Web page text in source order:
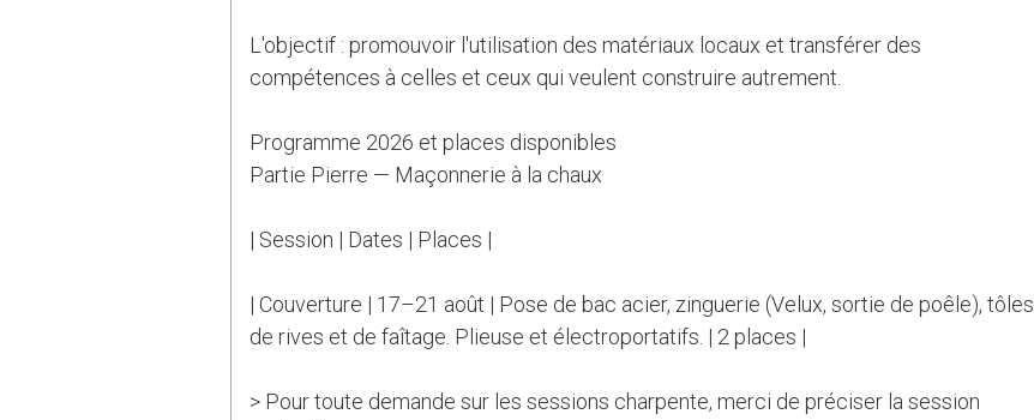
L'objectif : promouvoir l'utilisation des matériaux locaux et transférer des
compétences à celles et ceux qui veulent construire autrement.
Programme 2026 et places disponibles
Partie Pierre — Maçonnerie à la chaux
| Session | Dates | Places |
| Couverture | 17–21 août | Pose de bac acier, zinguerie (Velux, sortie de poêle), tôles
de rives et de faîtage. Plieuse et électroportatifs. | 2 places |
> Pour toute demande sur les sessions charpente, merci de préciser la session